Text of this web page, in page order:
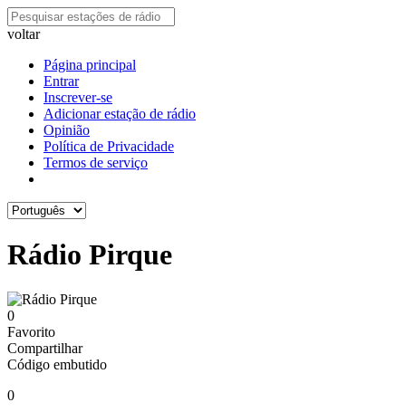
voltar
Página principal
Entrar
Inscrever-se
Adicionar estação de rádio
Opinião
Política de Privacidade
Termos de serviço
Rádio Pirque
0
Favorito
Compartilhar
Código embutido
0